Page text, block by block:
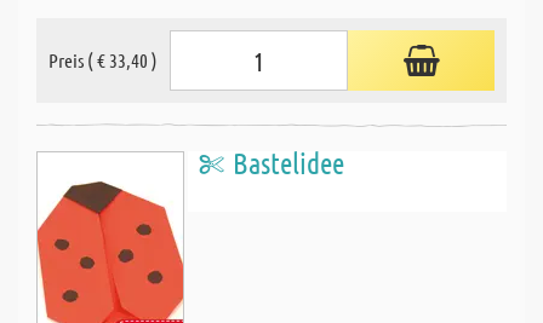
Preis ( € 33,40 )
Bastelidee